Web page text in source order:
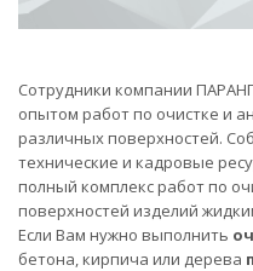
Сотрудники компании
опытом работ по очистке и
различных поверхностей.
технические и кадровые
полный комплекс работ по
поверхностей изделий
Если Вам нужно выполнить
бетона, кирпича или дерева